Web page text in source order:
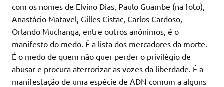
com os nomes de Elvino Dias, Paulo Guambe (na foto),
Anastácio Matavel, Gilles Cistac, Carlos Cardoso,
Orlando Muchanga, entre outros anónimos, é o
manifesto do medo. É a lista dos mercadores da morte.
É o medo de quem não quer perder o privilégio de
abusar e procura aterrorizar as vozes da liberdade. É a
manifestação de uma espécie de ADN comum a alguns